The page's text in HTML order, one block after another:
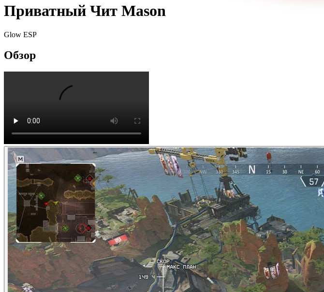
Приватный Чит Mason
Glow ESP
Обзор